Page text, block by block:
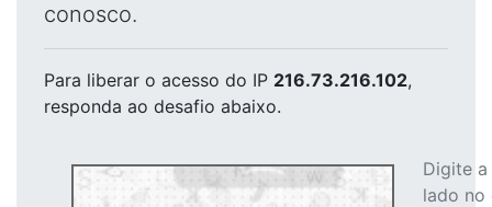
conosco.
Para liberar o acesso do IP 216.73.216.102,
responda ao desafio abaixo.
Digite
lado no